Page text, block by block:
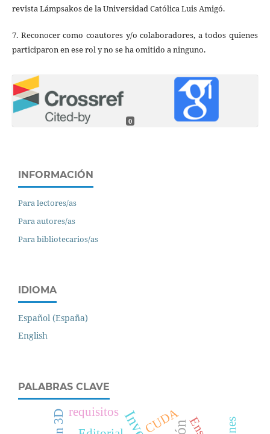
revista Lámpsakos de la Universidad Católica Luis Amigó.
7. Reconocer como coautores y/o colaboradores, a todos quienes
participaron en ese rol y no se ha omitido a ninguno.
0
INFORMACIÓN
Para lectores/as
Para autores/as
Para bibliotecarios/as
IDIOMA
Español (España)
English
PALABRAS CLAVE
CUDA
requisitos